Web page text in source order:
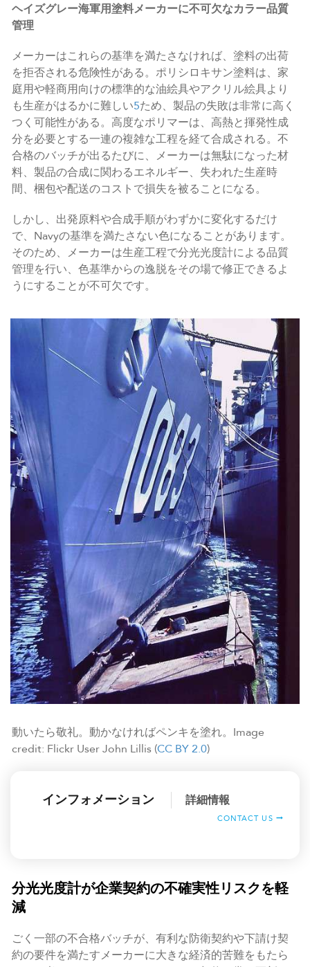
ヘイズグレー海軍用塗料メーカーに不可欠なカラー品質
管理
メーカーはこれらの基準を満たさなければ、塗料の出荷
を拒否される危険性がある。ポリシロキサン塗料は、家
庭用や軽商用向けの標準的な油絵具やアクリル絵具より
も生産がはるかに難しい5ため、製品の失敗は非常に高く
つく可能性がある。高度なポリマーは、高熱と揮発性成
分を必要とする一連の複雑な工程を経て合成される。不
合格のバッチが出るたびに、メーカーは無駄になった材
料、製品の合成に関わるエネルギー、失われた生産時
間、梱包や配送のコストで損失を被ることになる。
しかし、出発原料や合成手順がわずかに変化するだけ
で、Navyの基準を満たさない色になることがあります。
そのため、メーカーは生産工程で分光光度計による品質
管理を行い、色基準からの逸脱をその場で修正できるよ
うにすることが不可欠です。
動いたら敬礼。動かなければペンキを塗れ。Image
credit: Flickr User John Lillis (CC BY 2.0)
インフォメーション 詳細情報
CONTACT US
分光光度計が企業契約の不確実性リスクを軽
減
ごく一部の不合格バッチが、有利な防衛契約や下請け契
約の要件を満たすメーカーに大きな経済的苦難をもたら